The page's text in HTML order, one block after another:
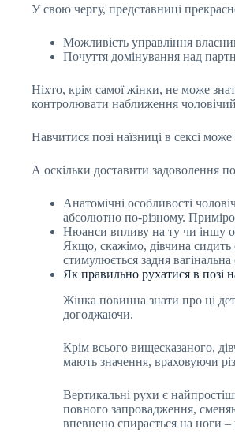
У свою чергу, представниці
Можливість управління
Почуття домінування над
Ніхто, крім самої жінки, не може
контролювати наближення
Навчитися позі наїзниці в сексі
А оскільки доставити задоволення
Анатомічні особливості
абсолютно по-різному.
Нюанси впливу на ту чи іншу
Якщо, скажімо, дівчина сидить
стимулюється задня вагінальна
Як правильно рухатися в позі
Жінка повинна знати про ці
догоджаючи.
Крім всього вищесказаного,
мають значення, враховуючи
Вертикальні рухи є
повного запровадження,
впевнено спирається на ноги –